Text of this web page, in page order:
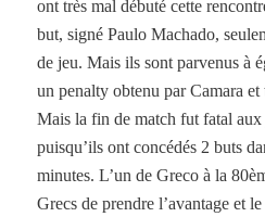
ont très mal débuté cette
but, signé Paulo Machado,
de jeu. Mais ils sont parvenus à
un penalty obtenu par Camara
Mais la fin de match fut fatal
puisqu’ils ont concédés 2 buts
minutes. L’un de Greco à la
Grecs de prendre l’avantage et